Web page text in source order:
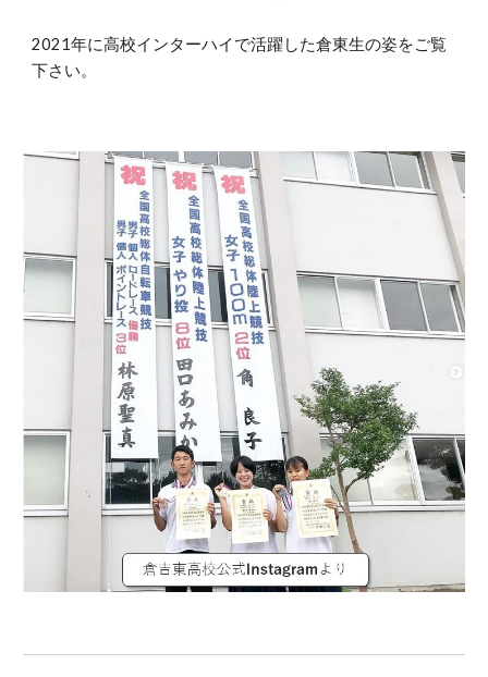
2021年に高校インターハイで活躍した倉東生の姿をご覧
下さい。